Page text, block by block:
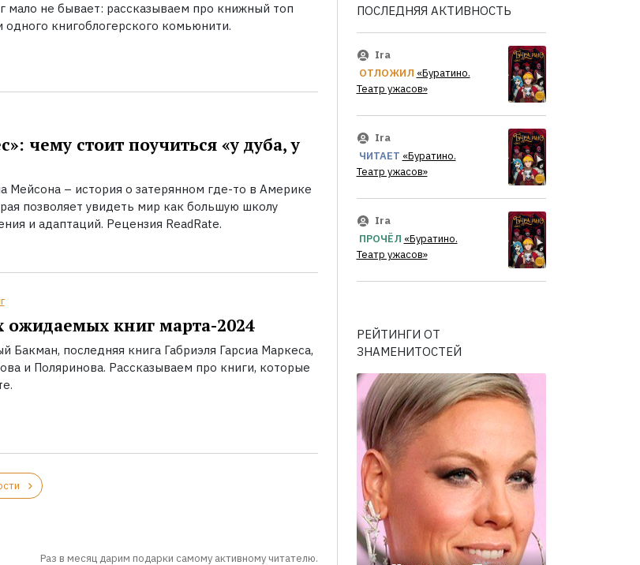
мало не бывает: рассказываем про книжный топ
одного книгоблогерского комьюнити.
чему стоит поучиться «у дуба, у
Мейсона – история о затерянном где-то в Америке
позволяет увидеть мир как большую школу
и адаптаций. Рецензия ReadRate.
книг марта-2024
Бакман, последняя книга Габриэля Гарсиа Маркеса,
и Поляринова. Рассказываем про книги, которые
Раз в месяц дарим подарки самому активному читателю.
ПОСЛЕДНЯЯ АКТИВНОСТЬ
Ira
ОТЛОЖИЛ «Буратино.
Театр ужасов»
Ira
ЧИТАЕТ «Буратино.
Театр ужасов»
Ira
ПРОЧЁЛ «Буратино.
Театр ужасов»
РЕЙТИНГИ ОТ
ЗНАМЕНИТОСТЕЙ